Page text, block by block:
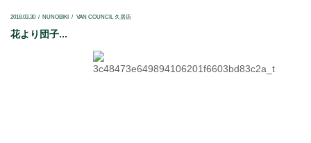
2018.03.30 NUNOBIKI VAN COUNCIL 久居店
花より団子...